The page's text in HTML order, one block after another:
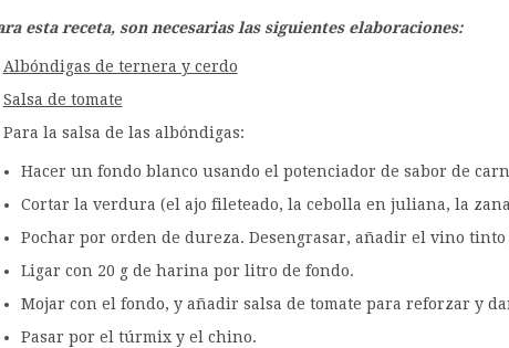
esta receta, son necesarias las siguientes elaboraciones:
Albóndigas de ternera y cerdo
Salsa de tomate
Para la salsa de las albóndigas:
Hacer un fondo blanco usando el potenciador de sabor de
Cortar la verdura (el ajo fileteado, la cebolla en juliana, la
Pochar por orden de dureza. Desengrasar, añadir el vino
Ligar con 20 g de harina por litro de fondo.
Mojar con el fondo, y añadir salsa de tomate para reforzar y
Pasar por el túrmix y el chino.